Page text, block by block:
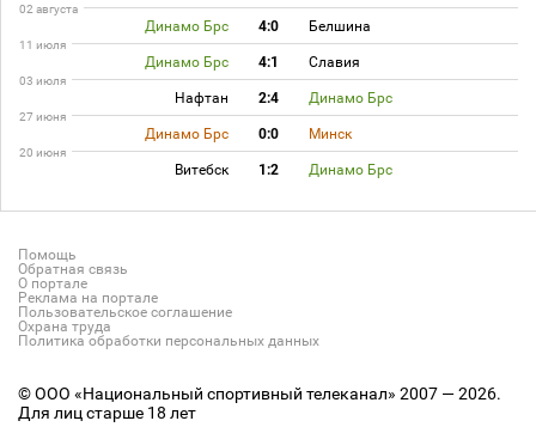
02 августа
Динамо Брс 4:0 Белшина
11 июля
Динамо Брс 4:1 Славия
03 июля
Нафтан 2:4 Динамо Брс
27 июня
Динамо Брс 0:0 Минск
20 июня
Витебск 1:2 Динамо Брс
Помощь
Обратная связь
О портале
Реклама на портале
Пользовательское соглашение
Охрана труда
Политика обработки персональных данных
© ООО «Национальный спортивный телеканал» 2007 — 2026.
Для лиц старше 18 лет